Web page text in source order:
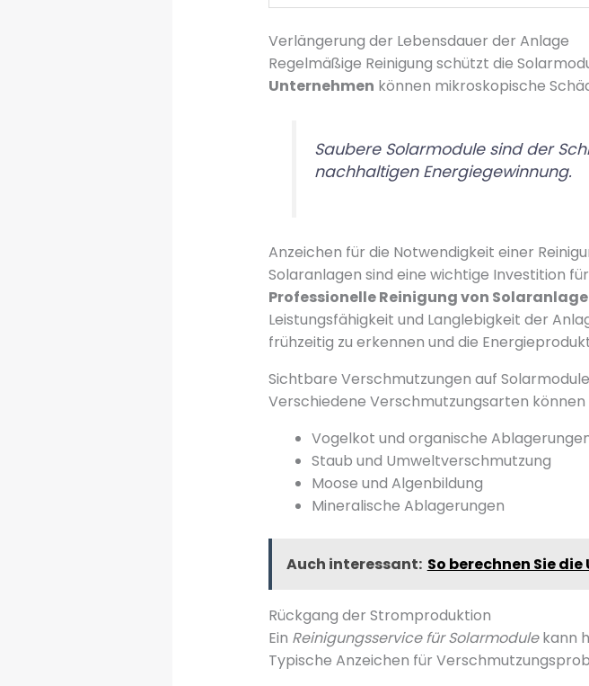
Verlängerung der Lebensdauer der Anlage
Regelmäßige Reinigung schützt die
Unternehmen können mikroskopische
Saubere Solarmodule sind der
nachhaltigen Energiegewinnung.
Anzeichen für die Notwendigkeit einer
Solaranlagen sind eine wichtige Investition
Professionelle Reinigung von
Leistungsfähigkeit und Langlebigkeit der
frühzeitig zu erkennen und die
Sichtbare Verschmutzungen auf
Verschiedene Verschmutzungsarten
Vogelkot und organische
Staub und Umweltverschmutzung
Moose und Algenbildung
Mineralische Ablagerungen
Auch interessant: So berechnen Sie
Rückgang der Stromproduktion
Ein Reinigungsservice für Solarmodulekann
Typische Anzeichen für